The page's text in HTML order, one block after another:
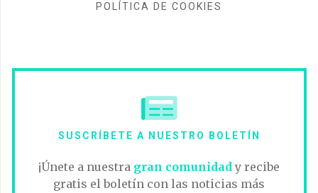
POLÍTICA DE COOKIES
SUSCRÍBETE A NUESTRO BOLETÍN
¡Únete a nuestra gran comunidady recibe
gratis el boletín con las noticias más